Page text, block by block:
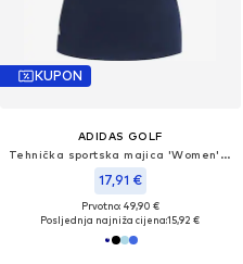
KUPON
ADIDAS GOLF
Tehnička sportska majica 'Women's Solid Performance Short Sleeve Polo'
17,91 €
Prvotno: 49,90 €
Posljednja najniža cijena:15,92 €